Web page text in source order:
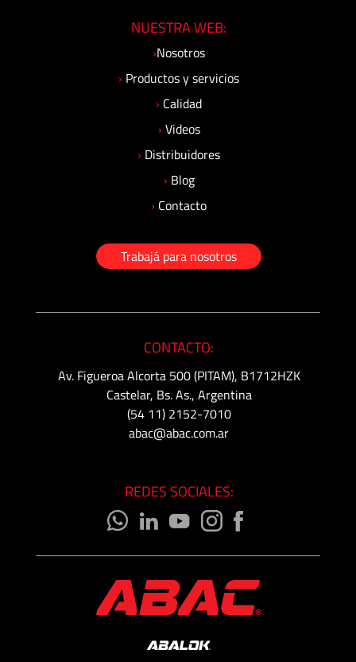
NUESTRA WEB:
›Nosotros
› Productos y servicios
› Calidad
› Videos
› Distribuidores
› Blog
› Contacto
Trabajá para nosotros
CONTACTO:
Av. Figueroa Alcorta 500 (PITAM), B1712HZK
Castelar, Bs. As., Argentina
(54 11) 2152-7010
abac@abac.com.ar
REDES SOCIALES: